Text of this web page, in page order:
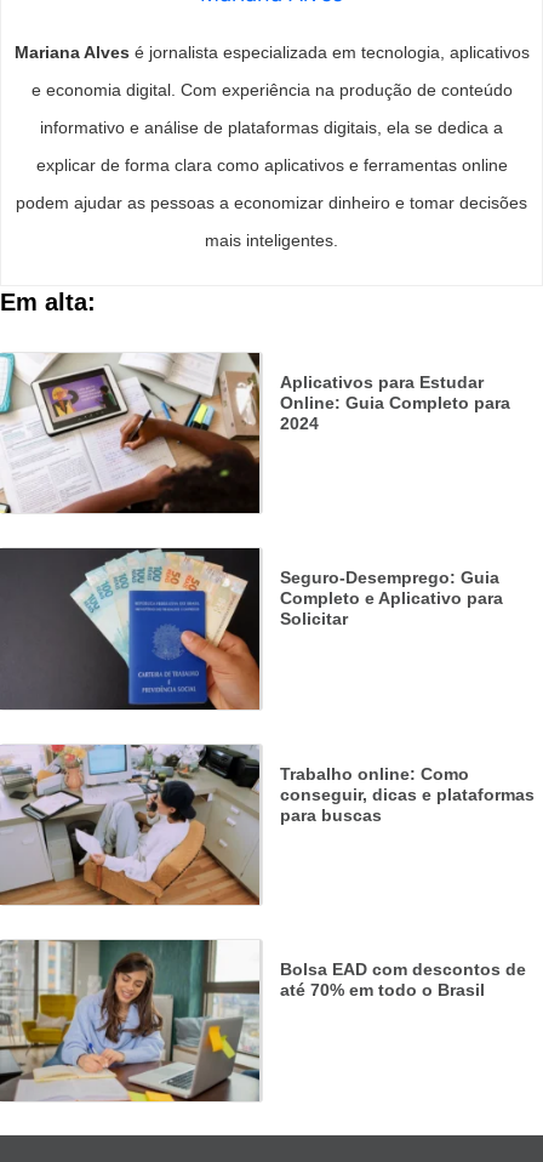
Mariana Alves é jornalista especializada em tecnologia, aplicativos
e economia digital. Com experiência na produção de conteúdo
informativo e análise de plataformas digitais, ela se dedica a
explicar de forma clara como aplicativos e ferramentas online
podem ajudar as pessoas a economizar dinheiro e tomar decisões
mais inteligentes.
Em alta:
Aplicativos para Estudar
Online: Guia Completo para
2024
Seguro-Desemprego: Guia
Completo e Aplicativo para
Solicitar
Trabalho online: Como
conseguir, dicas e plataformas
para buscas
Bolsa EAD com descontos de
até 70% em todo o Brasil